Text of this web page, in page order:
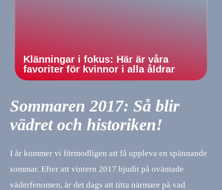
Klänningar i fokus: Här är våra
favoriter för kvinnor i alla åldrar
Sommaren 2017: Så blir
vädret och historiken!
I år kommer vi förmodligen att få uppleva en spännande
sommar. Efter att vintern 2017 bjudit på oväntade
väderfenomen, är det dags att titta närmare på vad